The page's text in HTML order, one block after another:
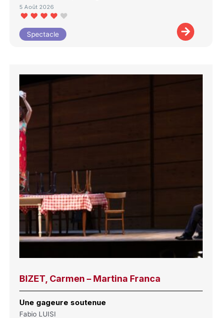
5 Août 2026
Spectacle
BIZET, Carmen – Martina Franca
Une gageure soutenue
Fabio LUISI